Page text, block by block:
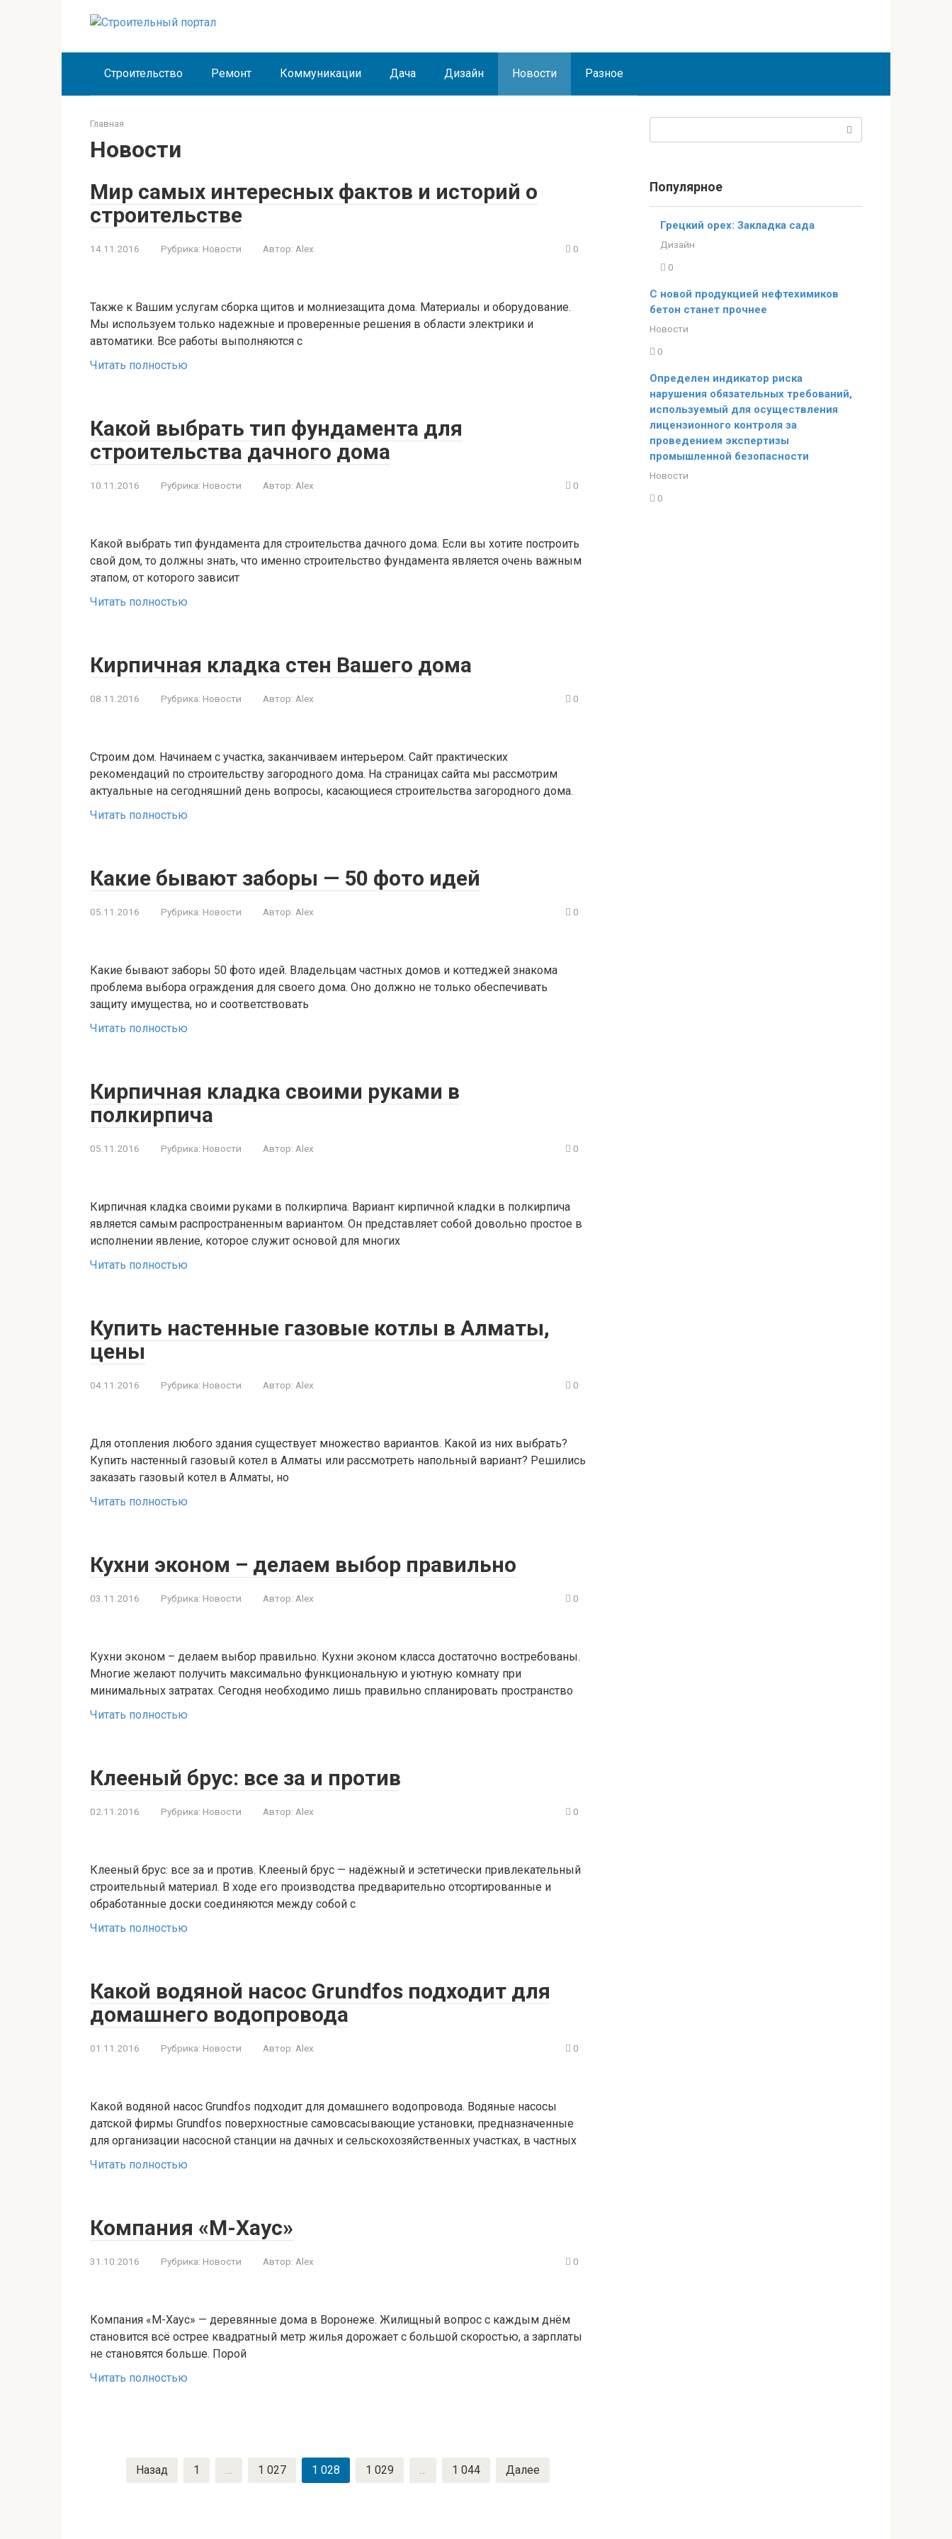
Строительство Ремонт Коммуникации Дача Дизайн Новости Разное
Главная
Новости
Мир самых интересных фактов и историй о
строительстве
14.11.2016 Рубрика: Новости Автор: Alex 0
Также к Вашим услугам сборка щитов и молниезащита дома. Материалы и оборудование.
Мы используем только надежные и проверенные решения в области электрики и
автоматики. Все работы выполняются с
Читать полностью
Какой выбрать тип фундамента для
строительства дачного дома
10.11.2016 Рубрика: Новости Автор: Alex 0
Какой выбрать тип фундамента для строительства дачного дома. Если вы хотите построить
свой дом, то должны знать, что именно строительство фундамента является очень важным
этапом, от которого зависит
Читать полностью
Кирпичная кладка стен Вашего дома
08.11.2016 Рубрика: Новости Автор: Alex 0
Строим дом. Начинаем с участка, заканчиваем интерьером. Сайт практических
рекомендаций по строительству загородного дома. На страницах сайта мы рассмотрим
актуальные на сегодняшний день вопросы, касающиеся строительства загородного дома.
Читать полностью
Какие бывают заборы — 50 фото идей
05.11.2016 Рубрика: Новости Автор: Alex 0
Какие бывают заборы 50 фото идей. Владельцам частных домов и коттеджей знакома
проблема выбора ограждения для своего дома. Оно должно не только обеспечивать
защиту имущества, но и соответствовать
Читать полностью
Кирпичная кладка своими руками в
полкирпича
05.11.2016 Рубрика: Новости Автор: Alex 0
Кирпичная кладка своими руками в полкирпича. Вариант кирпичной кладки в полкирпича
является самым распространенным вариантом. Он представляет собой довольно простое в
исполнении явление, которое служит основой для многих
Читать полностью
Купить настенные газовые котлы в Алматы,
цены
04.11.2016 Рубрика: Новости Автор: Alex 0
Для отопления любого здания существует множество вариантов. Какой из них выбрать?
Купить настенный газовый котел в Алматы или рассмотреть напольный вариант? Решились
заказать газовый котел в Алматы, но
Читать полностью
Кухни эконом – делаем выбор правильно
03.11.2016 Рубрика: Новости Автор: Alex 0
Кухни эконом – делаем выбор правильно. Кухни эконом класса достаточно востребованы.
Многие желают получить максимально функциональную и уютную комнату при
минимальных затратах. Сегодня необходимо лишь правильно спланировать пространство
Читать полностью
Клееный брус: все за и против
02.11.2016 Рубрика: Новости Автор: Alex 0
Клееный брус: все за и против. Клееный брус — надёжный и эстетически привлекательный
строительный материал. В ходе его производства предварительно отсортированные и
обработанные доски соединяются между собой с
Читать полностью
Какой водяной насос Grundfos подходит для
домашнего водопровода
01.11.2016 Рубрика: Новости Автор: Alex 0
Какой водяной насос Grundfos подходит для домашнего водопровода. Водяные насосы
датской фирмы Grundfos поверхностные самовсасывающие установки, предназначенные
для организации насосной станции на дачных и сельскохозяйственных участках, в частных
Читать полностью
Компания «М-Хаус»
31.10.2016 Рубрика: Новости Автор: Alex 0
Компания «М-Хаус» — деревянные дома в Воронеже. Жилищный вопрос с каждым днём
становится всё острее квадратный метр жилья дорожает с большой скоростью, а зарплаты
не становятся больше. Порой
Читать полностью
Пагинация
записей
Назад 1 … 1 027 1 028 1 029 … 1 044 Далее
Популярное
Грецкий орех: Закладка сада
Дизайн
0
С новой продукцией нефтехимиков
бетон станет прочнее
Новости
0
Определен индикатор риска
нарушения обязательных требований,
используемый для осуществления
лицензионного контроля за
проведением экспертизы
промышленной безопасности
Новости
0